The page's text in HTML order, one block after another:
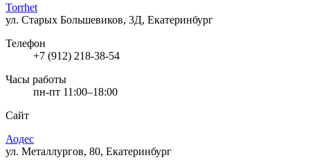
Torrhet
ул. Старых Большевиков, 3Д, Екатеринбург
Телефон
+7 (912) 218-38-54
Часы работы
пн-пт 11:00–18:00
Сайт
Аодес
ул. Металлургов, 80, Екатеринбург